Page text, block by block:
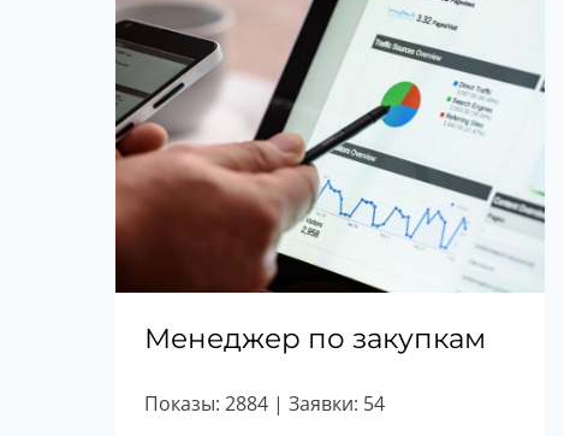
Менеджер по закупкам
Показы: 2884 | Заявки: 54